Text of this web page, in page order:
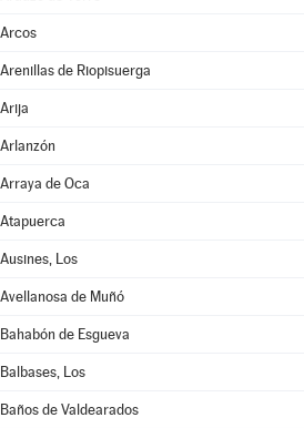
Arcos
Arenillas de Riopisuerga
Arija
Arlanzón
Arraya de Oca
Atapuerca
Ausines, Los
Avellanosa de Muñó
Bahabón de Esgueva
Balbases, Los
Baños de Valdearados